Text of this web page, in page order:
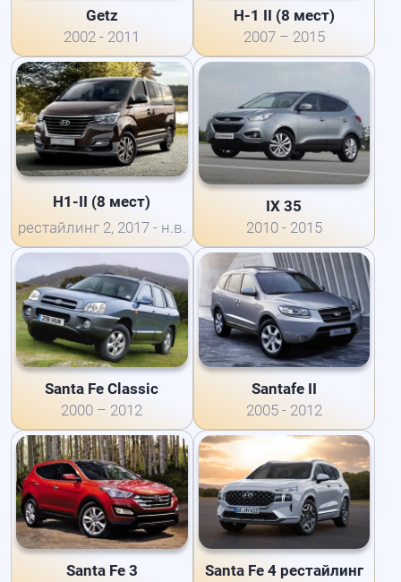
Getz
2002 - 2011
H-1 II (8 мест)
2007 – 2015
H1-II (8 мест)
рестайлинг 2, 2017 - н.в.
IX 35
2010 - 2015
Santa Fe Classic
2000 – 2012
Santafe II
2005 - 2012
Santa Fe 3
Santa Fe 4 рестайлинг